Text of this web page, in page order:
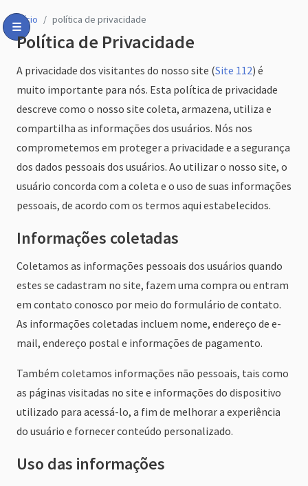
☰
Toggle Menu
início política de privacidade
Política de Privacidade
A privacidade dos visitantes do nosso site (Site 112) é
muito importante para nós. Esta política de privacidade
descreve como o nosso site coleta, armazena, utiliza e
compartilha as informações dos usuários. Nós nos
comprometemos em proteger a privacidade e a segurança
dos dados pessoais dos usuários. Ao utilizar o nosso site, o
usuário concorda com a coleta e o uso de suas informações
pessoais, de acordo com os termos aqui estabelecidos.
Informações coletadas
Coletamos as informações pessoais dos usuários quando
estes se cadastram no site, fazem uma compra ou entram
em contato conosco por meio do formulário de contato.
As informações coletadas incluem nome, endereço de e-
mail, endereço postal e informações de pagamento.
Também coletamos informações não pessoais, tais como
as páginas visitadas no site e informações do dispositivo
utilizado para acessá-lo, a fim de melhorar a experiência
do usuário e fornecer conteúdo personalizado.
Uso das informações